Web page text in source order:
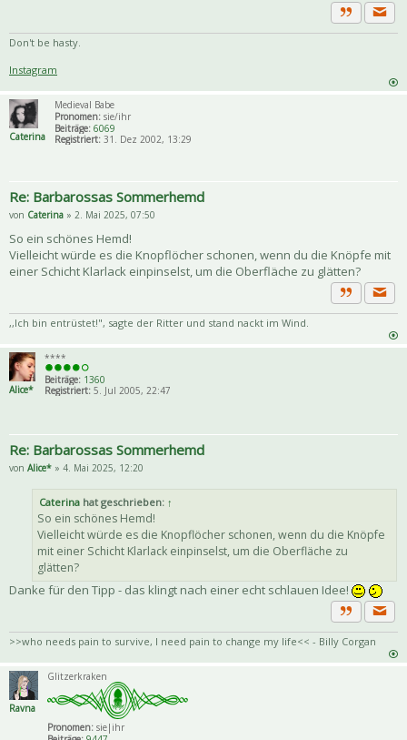
Zitat
Don't be hasty.
Instagram
Caterina
Medieval Babe
Pronomen: sie/ihr
Beiträge: 6069
Registriert: 31. Dez 2002, 13:29
Re: Barbarossas Sommerhemd
von Caterina » 2. Mai 2025, 07:50
So ein schönes Hemd!
Vielleicht würde es die Knopflöcher schonen, wenn du die Knöpfe mit
einer Schicht Klarlack einpinselst, um die Oberfläche zu glätten?
Zitat
,,Ich bin entrüstet!", sagte der Ritter und stand nackt im Wind.
Alice*
****
Beiträge: 1360
Registriert:5. Jul 2005, 22:47
Re: Barbarossas Sommerhemd
von Alice* » 4. Mai 2025, 12:20
Caterina hat geschrieben: ↑
So ein schönes Hemd!
Vielleicht würde es die Knopflöcher schonen, wenn du die Knöpfe
mit einer Schicht Klarlack einpinselst, um die Oberfläche zu
glätten?
Danke für den Tipp - das klingt nach einer echt schlauen Idee!
Zitat
>>who needs pain to survive, I need pain to change my life<< - Billy Corgan
Ravna
Glitzerkraken
Pronomen: sie|ihr